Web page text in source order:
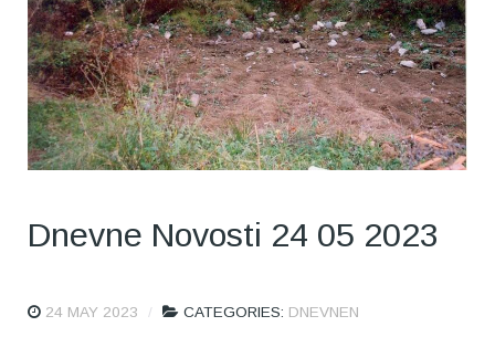
Dnevne Novosti 24 05 2023
24 MAY 2023 CATEGORIES: DNEVNEN